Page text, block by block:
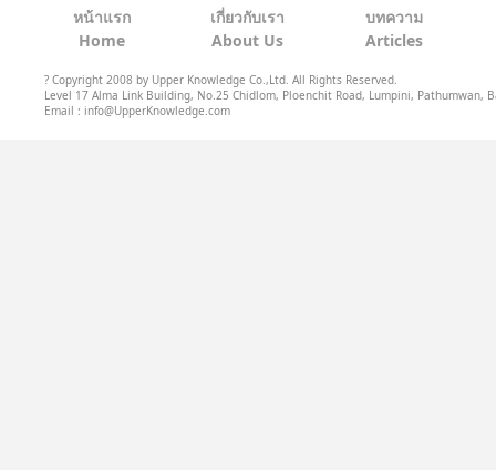
หน้าแรก
Home
เกี่ยวกับเรา
About Us
บทความ
Articles
? Copyright 2008 by Upper Knowledge Co.,Ltd. All Rights Reserved.
Level 17 Alma Link Building, No.25 Chidlom, Ploenchit Road, Lumpini, Pathumwan,
Email : info@UpperKnowledge.com